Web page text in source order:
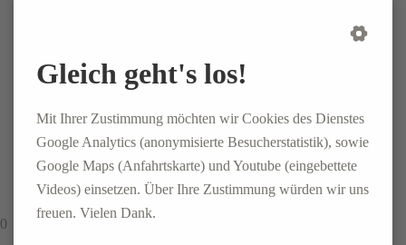
55543 Bad Kreuznach
+49 (0)671 - 92039580
job.bad-kreuznach@conlog-pm.com
0
Gleich geht's los!
Mit Ihrer Zustimmung möchten wir Cookies des Dienstes
Google Analytics (anonymisierte Besucherstatistik), sowie
Google Maps (Anfahrtskarte) und Youtube (eingebettete
Videos) einsetzen. Über Ihre Zustimmung würden wir uns
freuen. Vielen Dank.